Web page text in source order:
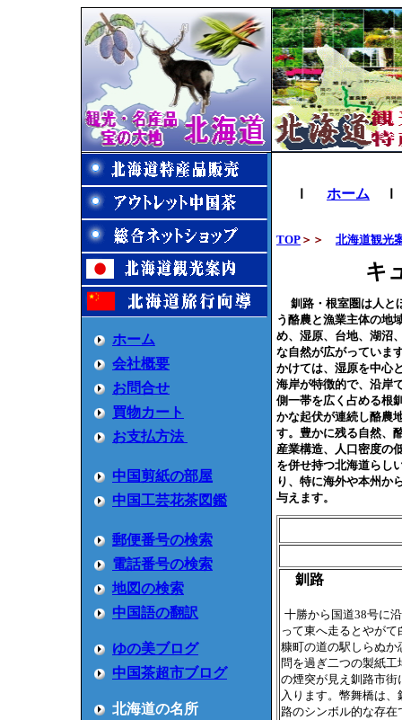
ホーム
会社概要
お問合せ
買物カート
お支払方法
中国剪紙の部屋
中国工芸花茶図鑑
郵便番号の検索
電話番号の検索
地図の検索
中国語の翻訳
ゆの美ブログ
中国茶超市ブログ
北海道の名所
ｌ ホーム ｌ
TOP ＞＞ 北海道観光
キ
釧路・根室圏は人と
う酪農と漁業主体の地
め、湿原、台地、湖沼
な自然が広がっていま
かけては、湿原を中心
海岸が特徴的で、沿岸
側一帯を広く占める根
かな起伏が連続し酪農
す。豊かに残る自然、
産業構造、人口密度の
を併せ持つ北海道らし
り、特に海外や本州か
与えます。
釧路
十勝から国道38号に沿
って東へ走るとやがて
糠町の道の駅しらぬか
問を過ぎ二つの製紙工
の煙突が見え釧路市街
入ります。幣舞橋は、
路のシンボル的な存在